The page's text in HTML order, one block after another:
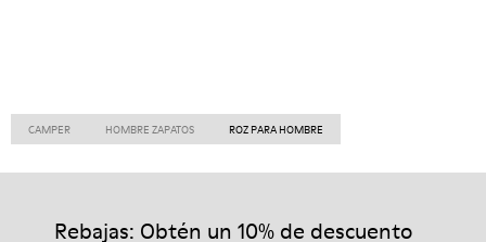
CAMPER HOMBRE ZAPATOS ROZ PARA HOMBRE
Rebajas: Obtén un 10% de descuento